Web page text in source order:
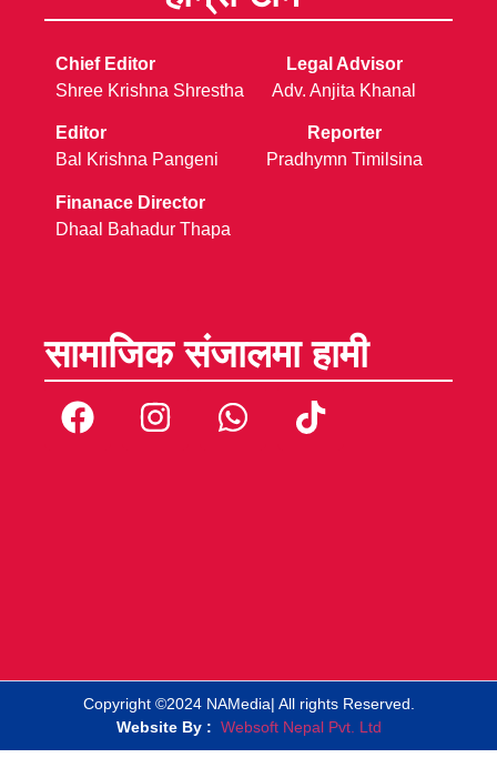
Chief Editor
Shree Krishna Shrestha
Editor
Bal Krishna Pangeni
Finanace Director
Dhaal Bahadur Thapa
Legal Advisor
Adv. Anjita Khanal
Reporter
Pradhymn Timilsina
सामाजिक संजालमा हामी
Copyright ©2024 NAMedia| All rights Reserved.
Website By : Websoft Nepal Pvt. Ltd